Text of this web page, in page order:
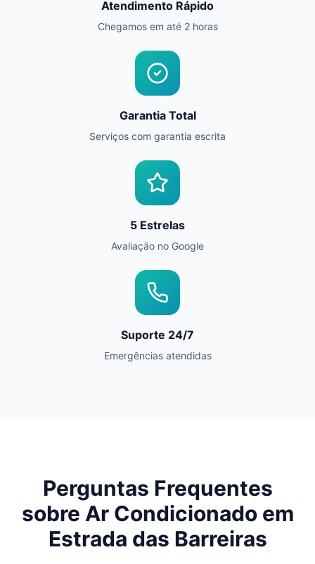
Atendimento Rápido
Chegamos em até 2 horas
Garantia Total
Serviços com garantia escrita
5 Estrelas
Avaliação no Google
Suporte 24/7
Emergências atendidas
Perguntas Frequentes
sobre Ar Condicionado em
Estrada das Barreiras